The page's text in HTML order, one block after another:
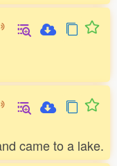
came to a lake.